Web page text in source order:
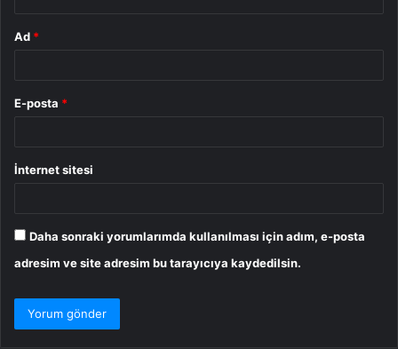
Ad *
E-posta *
İnternet sitesi
Daha sonraki yorumlarımda kullanılması için adım, e-posta
adresim ve site adresim bu tarayıcıya kaydedilsin.